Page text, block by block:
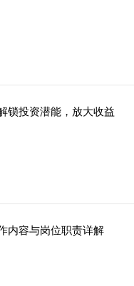
锁投资潜能，放大收益
内容与岗位职责详解